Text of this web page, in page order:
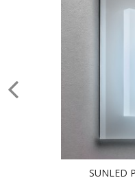
SUNLED